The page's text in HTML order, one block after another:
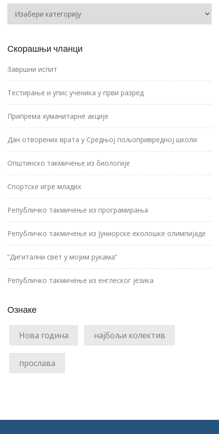
Скорашњи чланци
Завршни испит
Тестирање и упис ученика у први разред
Припрема хуманитарне акције
Дан отворених врата у Средњој пољопривредној школи
Општинско такмичење из биологије
Спортске игре младих
Републичко такмичење из програмирања
Републичко такмичење из Јуниорске еколошке олимпијаде
“Дигитални свет у мојим рукама”
Републичко такмичење из енглеског језика
Ознаке
Нова година најбољи колектив
прослава